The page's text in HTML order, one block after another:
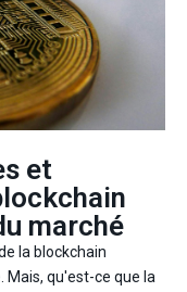
et
marché
la blockchain
Mais, qu'est-ce que la